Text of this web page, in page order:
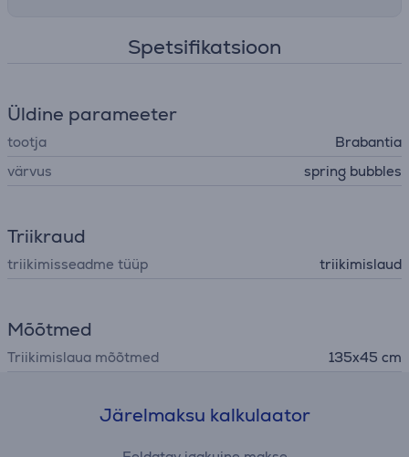
Spetsifikatsioon
Üldine parameeter
tootja
Brabantia
värvus
spring bubbles
Triikraud
triikimisseadme tüüp triikimislaud
Mõõtmed
Triikimislaua mõõtmed 135x45 cm
Järelmaksu kalkulaator